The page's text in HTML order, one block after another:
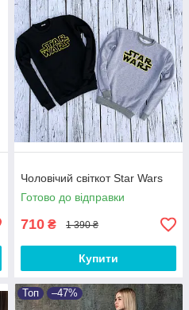
Чоловічий світкот Star Wars
Готово до відправки
710 ₴ 1 390 ₴
Купити
Топ –47%